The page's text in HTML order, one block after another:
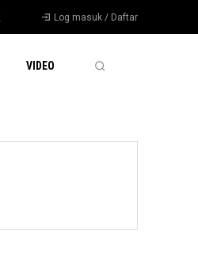
Log masuk / Daftar
VIDEO